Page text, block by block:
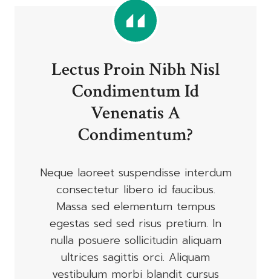
Lectus Proin Nibh Nisl
Condimentum Id
Venenatis A
Condimentum?
Neque laoreet suspendisse interdum
consectetur libero id faucibus.
Massa sed elementum tempus
egestas sed sed risus pretium. In
nulla posuere sollicitudin aliquam
ultrices sagittis orci. Aliquam
vestibulum morbi blandit cursus